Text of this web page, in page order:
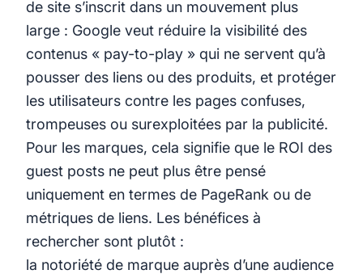
de site s’inscrit dans un mouvement plus
large : Google veut réduire la visibilité des
contenus « pay-to-play » qui ne servent qu’à
pousser des liens ou des produits, et protéger
les utilisateurs contre les pages confuses,
trompeuses ou surexploitées par la publicité.
Pour les marques, cela signifie que le ROI des
guest posts ne peut plus être pensé
uniquement en termes de PageRank ou de
métriques de liens. Les bénéfices à
rechercher sont plutôt :
la notoriété de marque auprès d’une audience